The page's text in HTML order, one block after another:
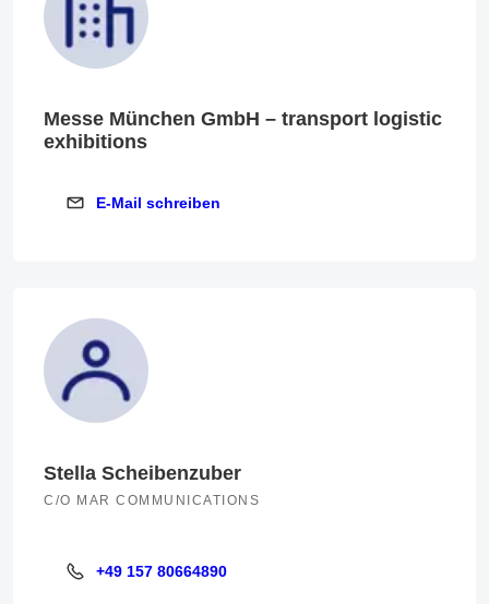
Messe München GmbH – transport logistic
exhibitions
E-Mail schreiben
E-Mail schreiben
Stella Scheibenzuber
C/O MAR COMMUNICATIONS
+49 157 80664890
+49 157 80664890